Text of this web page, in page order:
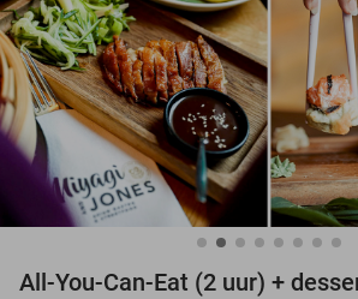
10+ miljoen leden
All-You-Can-Eat (2 uur) +